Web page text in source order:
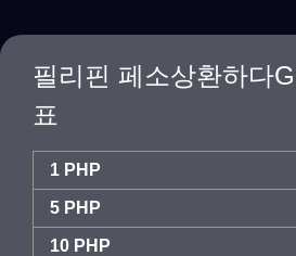
필리핀 페소상환하다
표
1 PHP
5 PHP
10 PHP